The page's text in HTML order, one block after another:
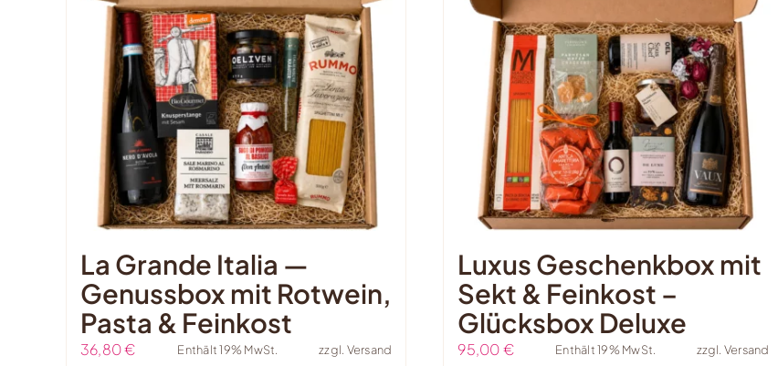
La Grande Italia —
Genussbox mit Rotwein,
Pasta & Feinkost
36,80€ Enthält 19% MwSt. zzgl. Versand
Luxus Geschenkbox mit
Sekt & Feinkost –
Glücksbox Deluxe
95,00€ Enthält 19% MwSt. zzgl. Versand